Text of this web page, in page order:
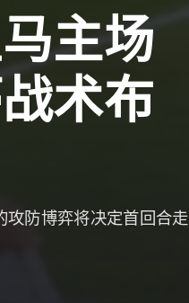
主场
术布
攻防博弈将决定首回合走